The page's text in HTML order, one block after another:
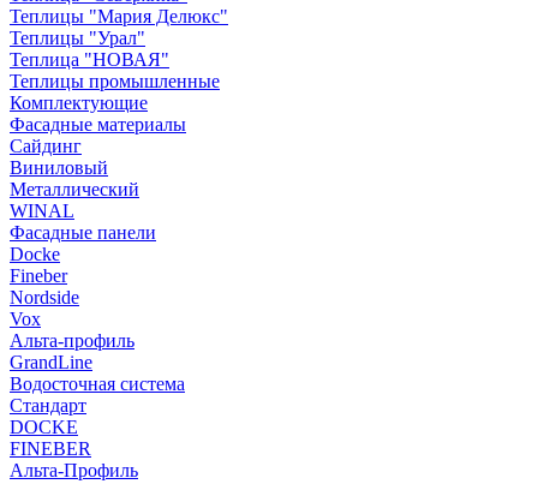
Теплицы "Мария Делюкс"
Теплицы "Урал"
Теплица "НОВАЯ"
Теплицы промышленные
Комплектующие
Фасадные материалы
Сайдинг
Виниловый
Металлический
WINAL
Фасадные панели
Docke
Fineber
Nordside
Vox
Альта-профиль
GrandLine
Водосточная система
Стандарт
DOCKE
FINEBER
Альта-Профиль